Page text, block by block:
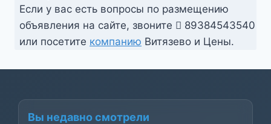
Если у вас есть вопросы по размещению
объявления на сайте, звоните
89384543540
или посетите компанию Витязево и Цены.
Вы недавно смотрели